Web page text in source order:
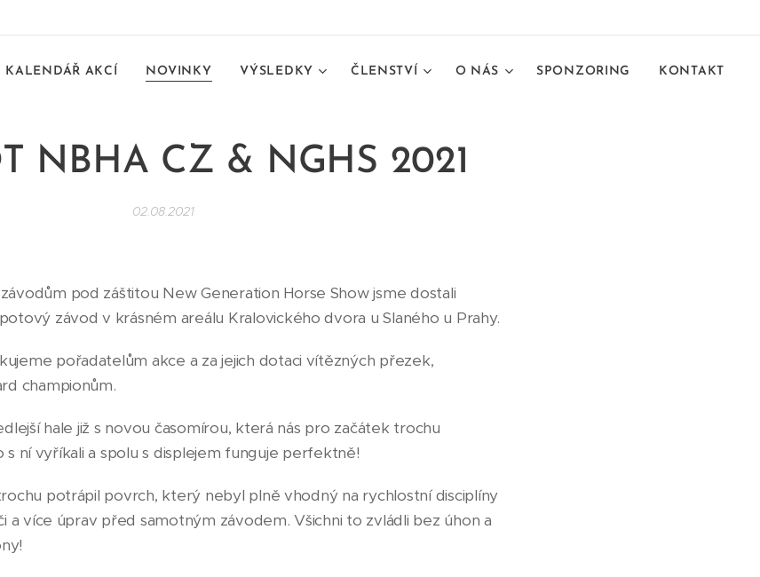
KALENDÁŘ AKCÍ NOVINKY VÝSLEDKY ČLENSTVÍ O NÁS SPONZORING KONTAKT
NBHA CZ & NGHS 2021
02.08.2021
pod záštitou New Generation Horse Show jsme dostali
závod v krásném areálu Kralovického dvora u Slaného u Prahy.
pořadatelům akce a za jejich dotaci vítězných přezek,
championům.
hale již s novou časomírou, která nás pro začátek trochu
s ní vyříkali a spolu s displejem funguje perfektně!
potrápil povrch, který nebyl plně vhodný na rychlostní disciplíny
a více úprav před samotným závodem. Všichni to zvládli bez úhon a